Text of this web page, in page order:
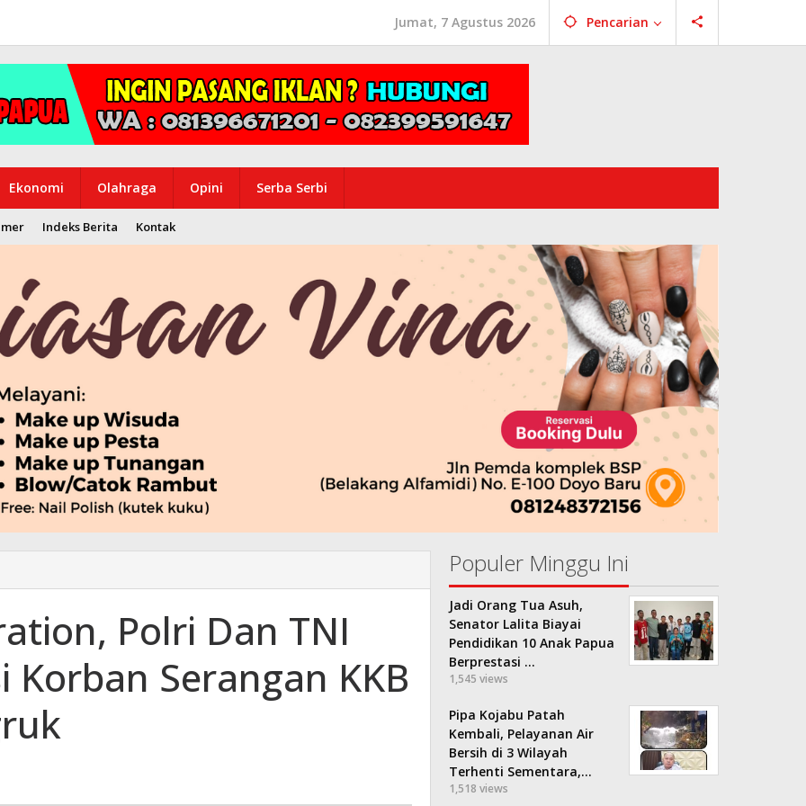
Jumat, 7 Agustus 2026 Pencarian
Ekonomi Olahraga Opini Serba Serbi
Indeks Berita Kontak
Polri Dan TNI
Korban Serangan KKB
Populer Minggu Ini
Jadi Orang Tua Asuh,
Senator Lalita Biayai
Pendidikan 10 Anak Papua
Berprestasi …
1,545 views
Pipa Kojabu Patah
Kembali, Pelayanan Air
Bersih di 3 Wilayah
Terhenti Sementara,…
1,518 views